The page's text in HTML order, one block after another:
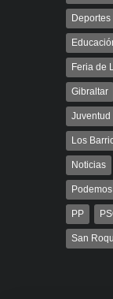
Deportes
Feria de
Gibraltar
Juventud
Los
Noticias
Podemos
PP
San